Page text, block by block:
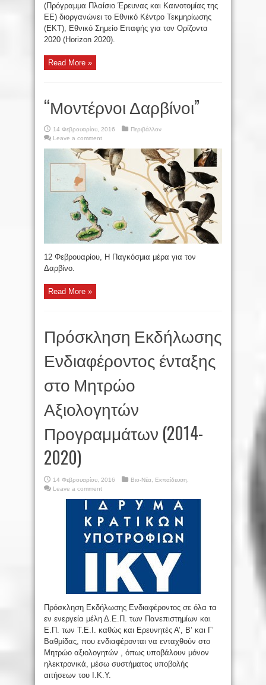
(Πρόγραμμα Πλαίσιο Έρευνας και Καινοτομίας της
ΕΕ) διοργανώνει το Εθνικό Κέντρο Τεκμηρίωσης
(ΕΚΤ), Εθνικό Σημείο Επαφής για τον Ορίζοντα
2020 (Horizon 2020).
Read More »
“Μοντέρνοι Δαρβίνοι”
14 Φεβρουαρίου, 2016
Περιβάλλον
Leave a comment
12 Φεβρουαρίου, Η Παγκόσμια μέρα για τον
Δαρβίνο.
Read More »
Πρόσκληση Εκδήλωσης
Ενδιαφέροντος ένταξης
στο Μητρώο
Αξιολογητών
Προγραμμάτων (2014-
2020)
14 Φεβρουαρίου, 2016 Βιο-Νέα
Εκπαίδευση.
Leave a comment
Πρόσκληση Εκδήλωσης Ενδιαφέροντος σε όλα τα
εν ενεργεία μέλη Δ.Ε.Π. των Πανεπιστημίων και
Ε.Π. των Τ.Ε.Ι. καθώς και Ερευνητές Α’, Β’ και Γ’
Βαθμίδας, που ενδιαφέρονται να ενταχθούν στο
Μητρώο αξιολογητών , όπως υποβάλουν μόνον
ηλεκτρονικά, μέσω συστήματος υποβολής
αιτήσεων του Ι.Κ.Υ.